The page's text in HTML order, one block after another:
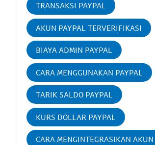
TRANSAKSI PAYPAL
AKUN PAYPAL TERVERIFIKASI
BIAYA ADMIN PAYPAL
CARA MENGGUNAKAN PAYPAL
TARIK SALDO PAYPAL
KURS DOLLAR PAYPAL
CARA MENGINTEGRASIKAN